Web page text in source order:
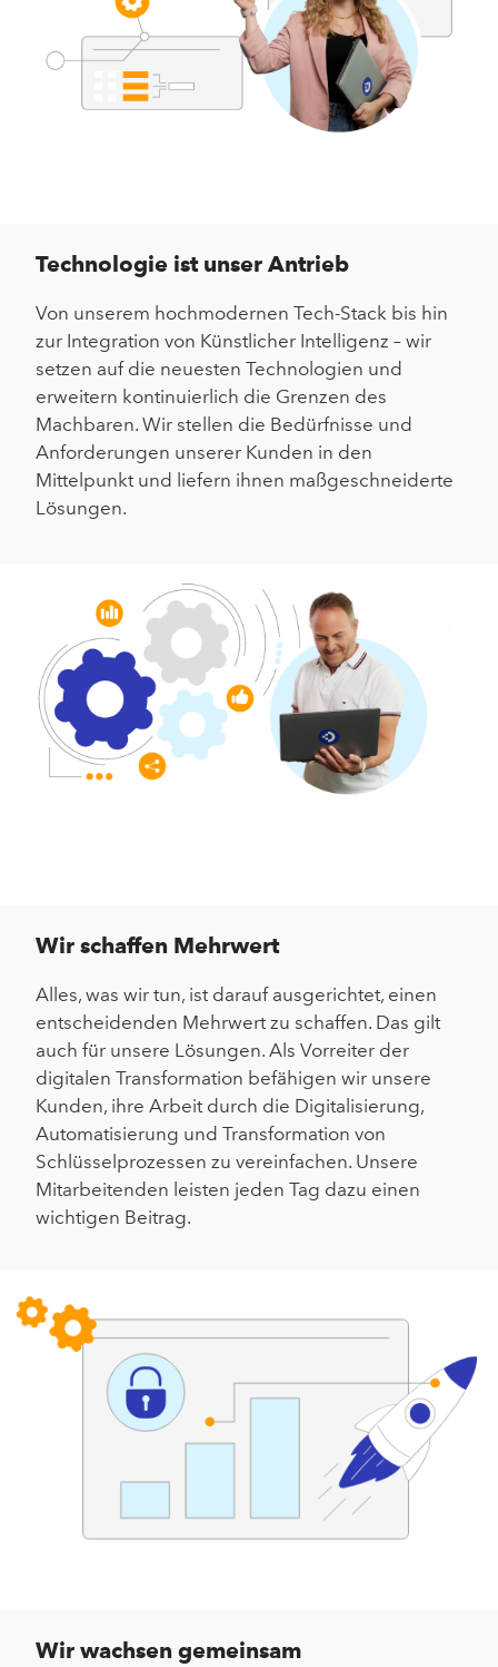
Technologie ist unser Antrieb
Von unserem hochmodernen Tech-Stack bis hin
zur Integration von Künstlicher Intelligenz – wir
setzen auf die neuesten Technologien und
erweitern kontinuierlich die Grenzen des
Machbaren. Wir stellen die Bedürfnisse und
Anforderungen unserer Kunden in den
Mittelpunkt und liefern ihnen maßgeschneiderte
Lösungen.
Wir schaffen Mehrwert
Alles, was wir tun, ist darauf ausgerichtet, einen
entscheidenden Mehrwert zu schaffen. Das gilt
auch für unsere Lösungen. Als Vorreiter der
digitalen Transformation befähigen wir unsere
Kunden, ihre Arbeit durch die Digitalisierung,
Automatisierung und Transformation von
Schlüsselprozessen zu vereinfachen. Unsere
Mitarbeitenden leisten jeden Tag dazu einen
wichtigen Beitrag.
Wir wachsen gemeinsam